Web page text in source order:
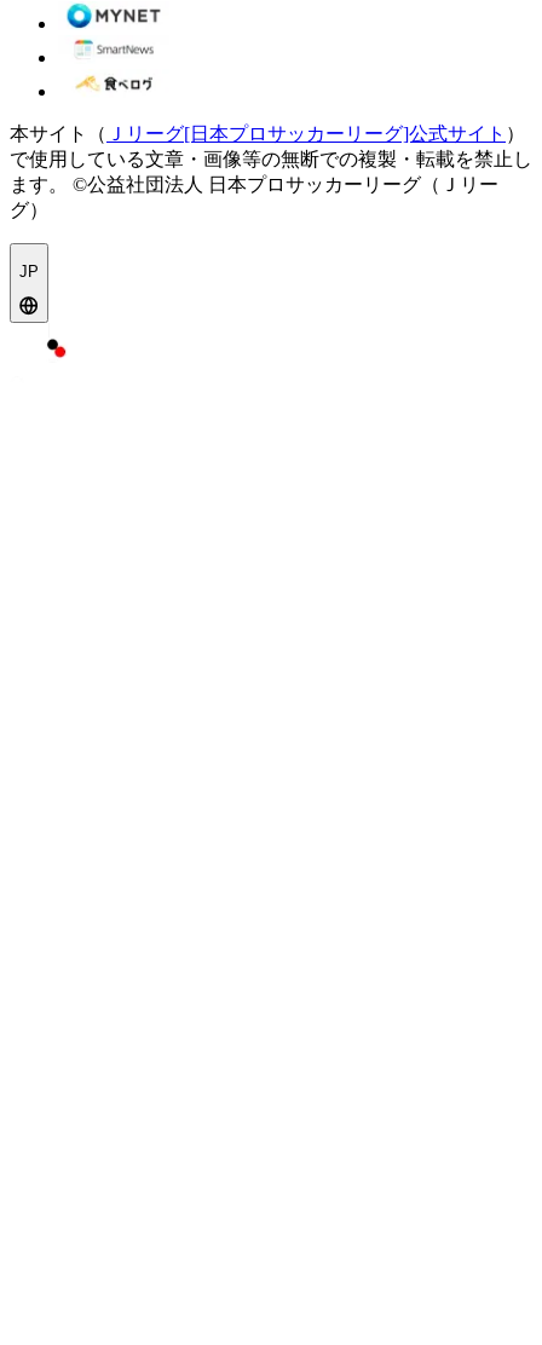
本サイト（ Ｊリーグ[日本プロサッカーリーグ]公式サイト ）
で使用している文章・画像等の無断での複製・転載を禁止し
ます。
©公益社団法人 日本プロサッカーリーグ（Ｊリー
グ）
JP